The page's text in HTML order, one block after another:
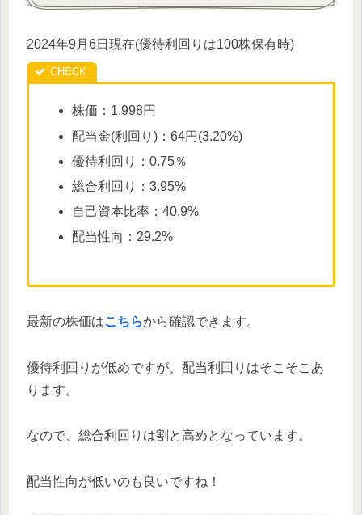
2024年9月6日現在(優待利回りは100株保有時)
株価：1,998円
配当金(利回り)：64円(3.20%)
優待利回り：0.75％
総合利回り：3.95%
自己資本比率：40.9%
配当性向：29.2%
最新の株価はこちらから確認できます。
優待利回りが低めですが、配当利回りはそこそこあ
ります。
なので、総合利回りは割と高めとなっています。
配当性向が低いのも良いですね！